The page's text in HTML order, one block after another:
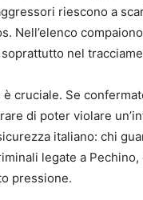
riescono a
Nell’elenco
nel
cruciale. Se
di poter violare
italiano: chi
legate a
pressione.